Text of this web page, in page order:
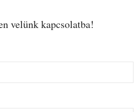
velünk kapcsolatba!